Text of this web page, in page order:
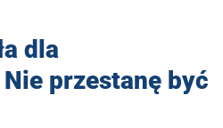
dla
przestanę być